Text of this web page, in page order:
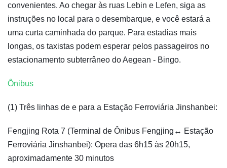
convenientes. Ao chegar às ruas Lebin e Lefen, siga as
instruções no local para o desembarque, e você estará a
uma curta caminhada do parque. Para estadias mais
longas, os taxistas podem esperar pelos passageiros no
estacionamento subterrâneo do Aegean - Bingo.
Ônibus
(1) Três linhas de e para a Estação Ferroviária Jinshanbei:
Fengjing Rota 7 (Terminal de Ônibus Fengjing↔ Estação
Ferroviária Jinshanbei): Opera das 6h15 às 20h15,
aproximadamente 30 minutos